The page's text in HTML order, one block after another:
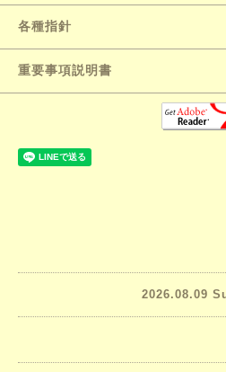
各種指針
重要事項説明書
2026.08.09